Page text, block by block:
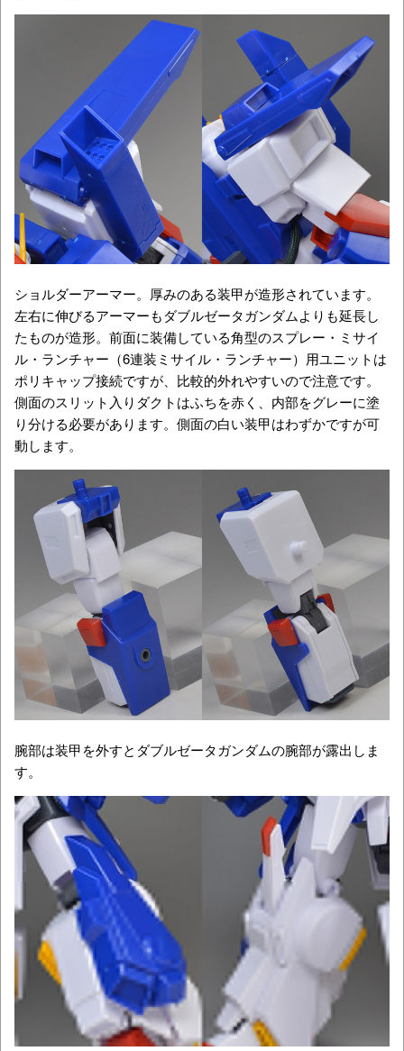
ショルダーアーマー。厚みのある装甲が造形されています。
左右に伸びるアーマーもダブルゼータガンダムよりも延長し
たものが造形。前面に装備している角型のスプレー・ミサイ
ル・ランチャー（6連装ミサイル・ランチャー）用ユニットは
ポリキャップ接続ですが、比較的外れやすいので注意です。
側面のスリット入りダクトはふちを赤く、内部をグレーに塗
り分ける必要があります。側面の白い装甲はわずかですが可
動します。
腕部は装甲を外すとダブルゼータガンダムの腕部が露出しま
す。